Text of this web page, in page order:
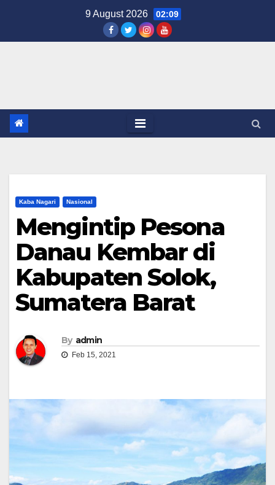
9 August 2026 02:09
Kaba Nagari Nasional
Mengintip Pesona
Danau Kembar di
Kabupaten Solok,
Sumatera Barat
By admin
Feb 15, 2021